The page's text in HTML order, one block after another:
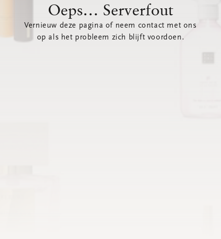
Oeps… Serverfout
Vernieuw deze pagina of neem contact met ons
op als het probleem zich blijft voordoen.